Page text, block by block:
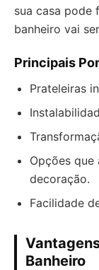
sua casa pode
banheiro vai
Principais
Prateleiras
Opções
decoração.
Facilidade
Banheiro